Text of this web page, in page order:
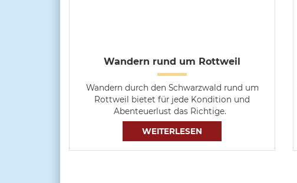
Wandern rund um Rottweil
Wandern durch den Schwarzwald rund um
Rottweil bietet für jede Kondition und
Abenteuerlust das Richtige.
WEITERLESEN